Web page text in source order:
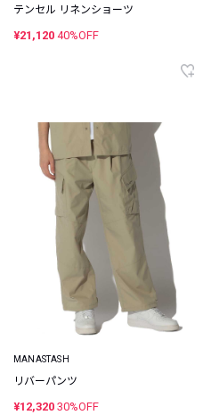
テンセル リネンショーツ
¥21,120 40%OFF
MANASTASH
リバーパンツ
¥12,320 30%OFF